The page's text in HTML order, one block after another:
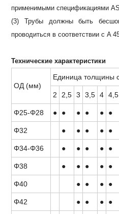
применимыми спецификациями
(3) Трубы должны быть
проводиться в соответствии с A
Технические характеристики
ОД (мм)
Единица толщины
2 2,5 3 3,5 4 4,5
Φ25-Φ28 ● ● ● ● ● ●
Φ32 ● ● ● ● ●
Φ34-Φ36 ● ● ● ● ●
Φ38 ● ● ● ● ●
Φ40 ● ● ● ●
Φ42 ● ● ● ●